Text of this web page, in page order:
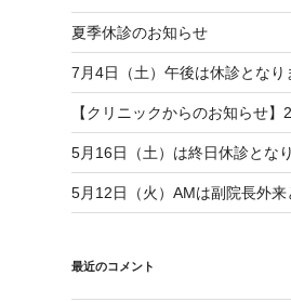
夏季休診のお知らせ
7月4日（土）午後は休診となり
【クリニックからのお知らせ
5月16日（土）は終日休診とな
5月12日（火）AMは副院長外来
最近のコメント